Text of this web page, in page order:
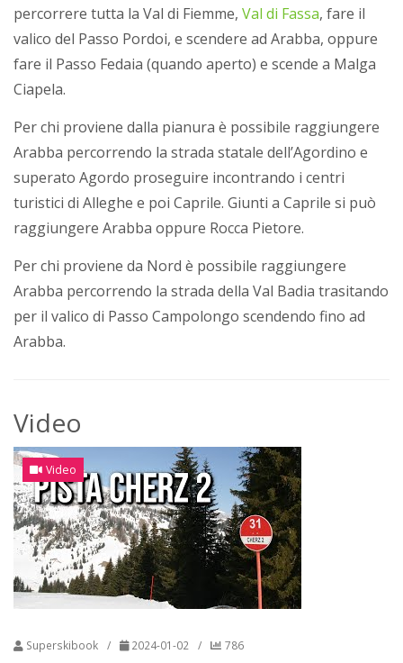
percorrere tutta la Val di Fiemme, Val di Fassa, fare il
valico del Passo Pordoi, e scendere ad Arabba, oppure
fare il Passo Fedaia (quando aperto) e scende a Malga
Ciapela.
Per chi proviene dalla pianura è possibile raggiungere
Arabba percorrendo la strada statale dell’Agordino e
superato Agordo proseguire incontrando i centri
turistici di Alleghe e poi Caprile. Giunti a Caprile si può
raggiungere Arabba oppure Rocca Pietore.
Per chi proviene da Nord è possibile raggiungere
Arabba percorrendo la strada della Val Badia trasitando
per il valico di Passo Campolongo scendendo fino ad
Arabba.
Video
Video
Superskibook / 2024-01-02 / 786